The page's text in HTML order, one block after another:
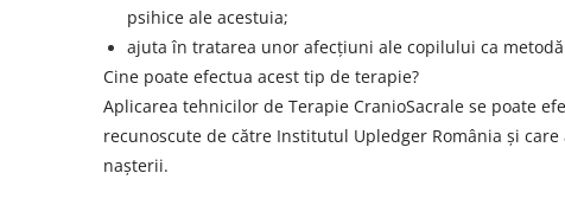
psihice ale acestuia;
ajuta în tratarea unor afecțiuni ale copilului ca
Cine poate efectua acest tip de terapie?
Aplicarea tehnicilor de Terapie CranioSacrale se poate
recunoscute de către Institutul Upledger România și
nașterii.